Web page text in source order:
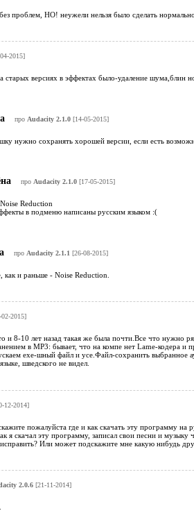
проблем, НО! неужели нельзя было сделать
2015]
старых версиях в эффектах было-удаление шума,блин но
про Audacity 2.1.0[14-05-2015]
нужно сохранять хорошей версии, если есть
про Audacity 2.1.0[17-05-2015]
Reduction
в подменю написаны русским языком :(
про Audacity 2.1.1 [26-08-2015]
как и раньше - Noise Reduction.
2015]
и 8-10 лет назад такая же была почти.Все что нужно
в МР3: бывает, что на компе нет Lame-кодера и
ехе-шный файл и усе.Файл-сохранить
шведского не видел.
12-2014]
пожалуйста где и как скачать эту программу на
я скачал эту программу, записал свои песни и
исправить? Или может подскажите мне какую нибудь
2.0.6[21-11-2014]